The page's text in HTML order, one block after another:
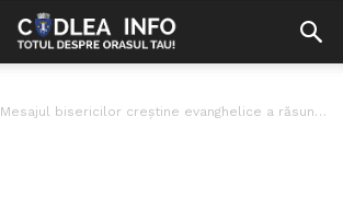
Mesajul bisericilor creștine evanghelice a răsunat în Promenadă